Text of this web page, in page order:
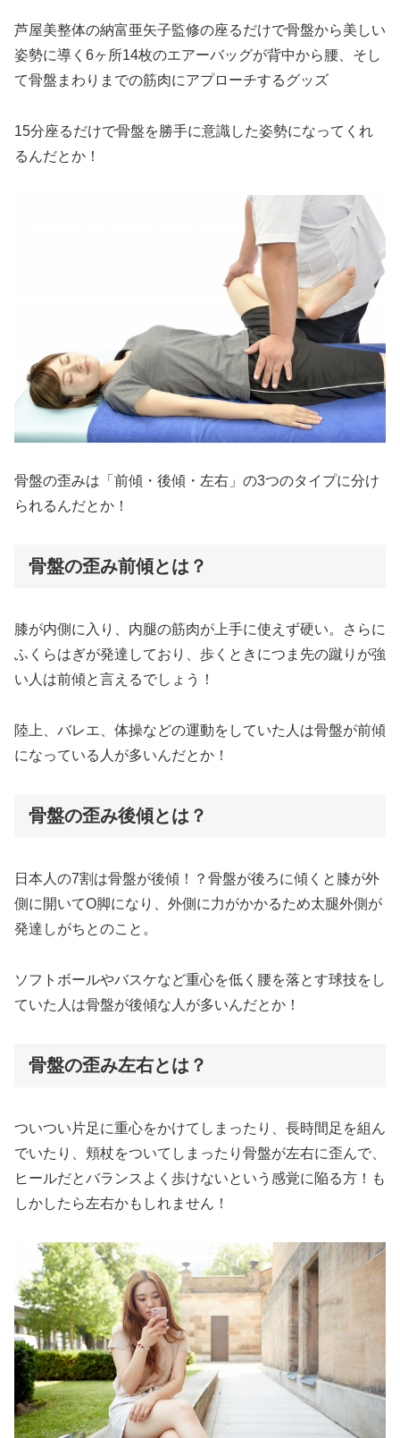
入
芦屋美整体の納富亜矢子監修の座るだけで骨盤から美しい
姿勢に導く6ヶ所14枚のエアーバッグが背中から腰、そし
て骨盤まわりまでの筋肉にアプローチするグッズ
15分座るだけで骨盤を勝手に意識した姿勢になってくれ
るんだとか！
骨盤の歪みは「前傾・後傾・左右」の3つのタイプに分け
られるんだとか！
骨盤の歪み前傾とは？
膝が内側に入り、内腿の筋肉が上手に使えず硬い。さらに
ふくらはぎが発達しており、歩くときにつま先の蹴りが強
い人は前傾と言えるでしょう！
陸上、バレエ、体操などの運動をしていた人は骨盤が前傾
になっている人が多いんだとか！
骨盤の歪み後傾とは？
日本人の7割は骨盤が後傾！？骨盤が後ろに傾くと膝が外
側に開いてO脚になり、外側に力がかかるため太腿外側が
発達しがちとのこと。
ソフトボールやバスケなど重心を低く腰を落とす球技をし
ていた人は骨盤が後傾な人が多いんだとか！
骨盤の歪み左右とは？
ついつい片足に重心をかけてしまったり、長時間足を組ん
でいたり、頬杖をついてしまったり骨盤が左右に歪んで、
ヒールだとバランスよく歩けないという感覚に陥る方！も
しかしたら左右かもしれません！